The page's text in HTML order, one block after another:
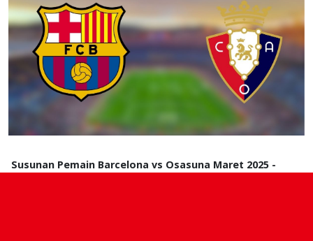
Susunan Pemain Barcelona vs Osasuna Maret 2025 -